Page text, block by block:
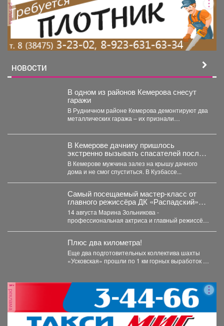
реклама
НОВОСТИ
В одном из районов Кемерова снесут
гаражи
В Рудничном районе Кемерова демонтируют два
металлических гаража – их признали
В Кемерове дачнику пришлось
экстренно вызывать спасателей после
работ на участке
В Кемерове мужчина залез на крышу дачного
дома и не смог спуститься. В Кузбассе...
Самый посещаемый мастер‑класс от
главного режиссёра ДК «Распадский»
возвращается
14 августа Марина Зольникова -
профессиональная актриса и главный режиссёр
Плюс два километра!
Еще два подготовительных коллектива шахты
«Усковская» прошли по 1 км горных выработок с
реклама